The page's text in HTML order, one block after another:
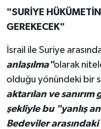
"SURİYE
GEREKECEK"
İsrail ile Suriye
anlaşılma"olarak
olduğu yönündeki bir
aktarılan ve
şekliyle bu "yanlış
Bedeviler